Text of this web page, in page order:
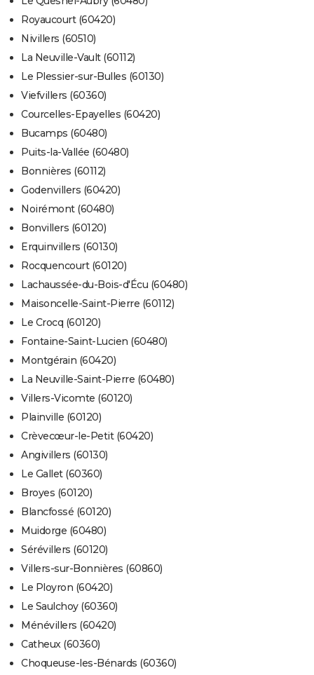
Royaucourt (60420)
Nivillers (60510)
La Neuville-Vault (60112)
Le Plessier-sur-Bulles (60130)
Viefvillers (60360)
Courcelles-Epayelles (60420)
Bucamps (60480)
Puits-la-Vallée (60480)
Bonnières (60112)
Godenvillers (60420)
Noirémont (60480)
Bonvillers (60120)
Erquinvillers (60130)
Rocquencourt (60120)
Lachaussée-du-Bois-d'Écu (60480)
Maisoncelle-Saint-Pierre (60112)
Le Crocq (60120)
Fontaine-Saint-Lucien (60480)
Montgérain (60420)
La Neuville-Saint-Pierre (60480)
Villers-Vicomte (60120)
Plainville (60120)
Crèvecœur-le-Petit (60420)
Angivillers (60130)
Le Gallet (60360)
Broyes (60120)
Blancfossé (60120)
Muidorge (60480)
Sérévillers (60120)
Villers-sur-Bonnières (60860)
Le Ployron (60420)
Le Saulchoy (60360)
Ménévillers (60420)
Catheux (60360)
Choqueuse-les-Bénards (60360)